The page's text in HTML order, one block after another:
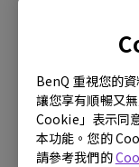
BenQ 重視您的
讓您享有順暢又
Cookie」表示同
本功能。您的
請參考我們的
6/1/2025
GP520 首次安